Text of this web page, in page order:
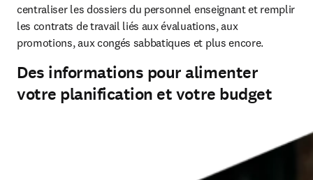
centraliser les dossiers du personnel enseignant et remplir
les contrats de travail liés aux évaluations, aux
promotions, aux congés sabbatiques et plus encore.
Des informations pour alimenter
votre planification et votre budget